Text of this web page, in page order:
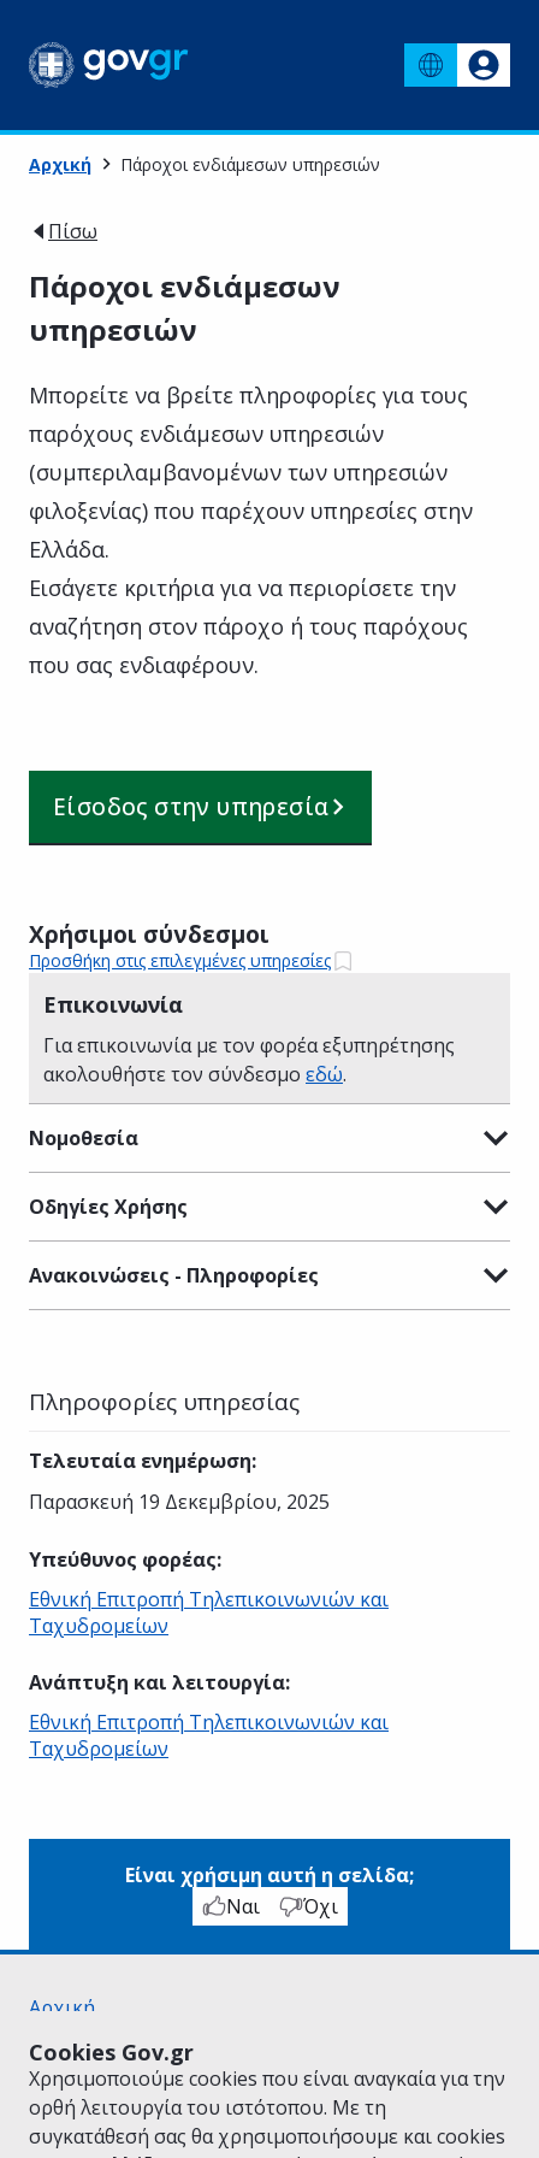
Cookies Gov.gr
Χρησιμοποιούμε cookies που είναι αναγκαία για την
ορθή λειτουργία του ιστότοπου. Με τη
συγκατάθεσή σας θα χρησιμοποιήσουμε και cookies
Αρχική Πάροχοι ενδιάμεσων υπηρεσιών
Πίσω
Πάροχοι ενδιάμεσων
υπηρεσιών
Μπορείτε να βρείτε πληροφορίες για τους
παρόχους ενδιάμεσων υπηρεσιών
(συμπεριλαμβανομένων των υπηρεσιών
φιλοξενίας) που παρέχουν υπηρεσίες στην
Ελλάδα.
Εισάγετε κριτήρια για να περιορίσετε την
αναζήτηση στον πάροχο ή τους παρόχους
που σας ενδιαφέρουν.
Είσοδος στην υπηρεσία
Χρήσιμοι σύνδεσμοι
Προσθήκη στις επιλεγμένες υπηρεσίες
Επικοινωνία
Για επικοινωνία με τον φορέα εξυπηρέτησης
ακολουθήστε τον σύνδεσμο εδώ.
Νομοθεσία
Οδηγίες Χρήσης
Ανακοινώσεις - Πληροφορίες
Πληροφορίες υπηρεσίας
Τελευταία ενημέρωση:
Παρασκευή 19 Δεκεμβρίου, 2025
Υπεύθυνος φορέας:
Εθνική Επιτροπή Τηλεπικοινωνιών και
Ταχυδρομείων
Ανάπτυξη και λειτουργία:
Εθνική Επιτροπή Τηλεπικοινωνιών και
Ταχυδρομείων
Είναι χρήσιμη αυτή η σελίδα;
Ναι
Όχι
Αρχική
Όροι Χρήσης
Πολιτική Απορρήτου
Δήλωση προσβασιμότητας
Πολιτική cookies